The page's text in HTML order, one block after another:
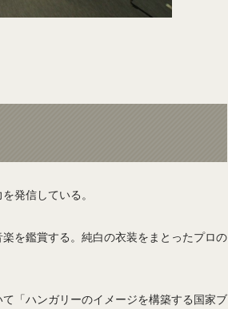
発信している。
を鑑賞する。純白の衣装をまとったプロの
「ハンガリーのイメージを構築する国家ブ